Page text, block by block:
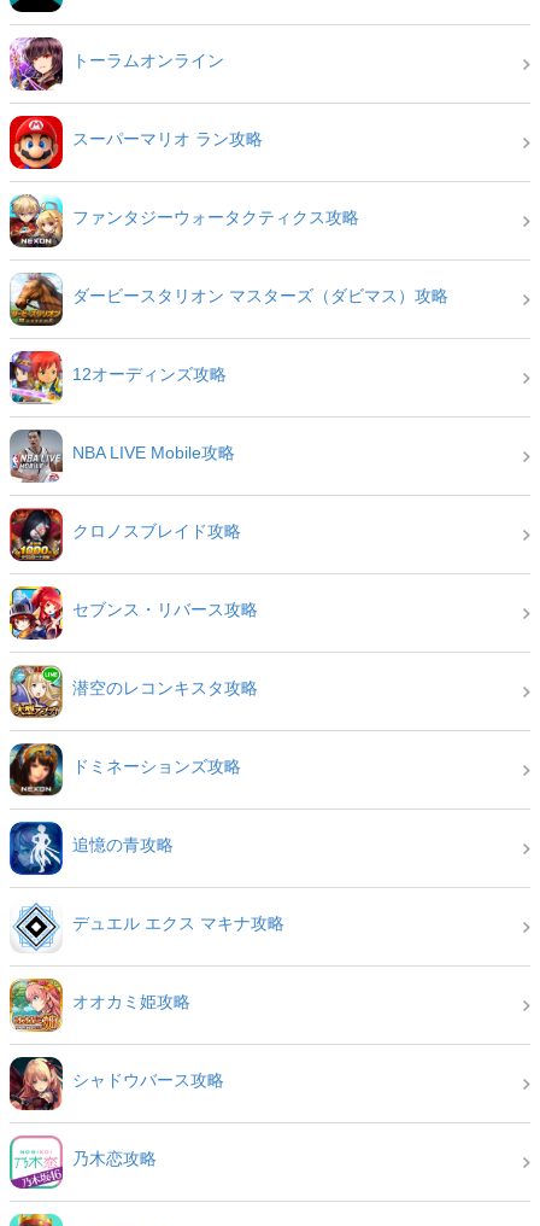
トーラムオンライン
スーパーマリオ ラン攻略
ファンタジーウォータクティクス攻略
ダービースタリオン マスターズ（ダビマス）攻略
12オーディンズ攻略
NBA LIVE Mobile攻略
クロノスブレイド攻略
セブンス・リバース攻略
潜空のレコンキスタ攻略
ドミネーションズ攻略
追憶の青攻略
デュエル エクス マキナ攻略
オオカミ姫攻略
シャドウバース攻略
乃木恋攻略